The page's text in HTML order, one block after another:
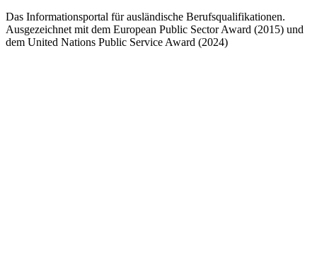
Das Informationsportal für ausländische Berufsqualifikationen.
Ausgezeichnet mit dem European Public Sector Award (2015) und
dem United Nations Public Service Award (2024)